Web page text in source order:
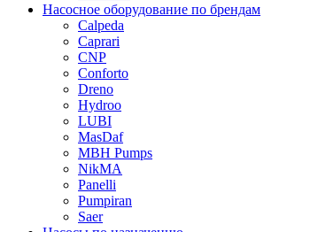
Насосное оборудование по брендам
Calpeda
Caprari
CNP
Conforto
Dreno
Hydroo
LUBI
MasDaf
MBH Pumps
NikMA
Panelli
Pumpiran
Saer